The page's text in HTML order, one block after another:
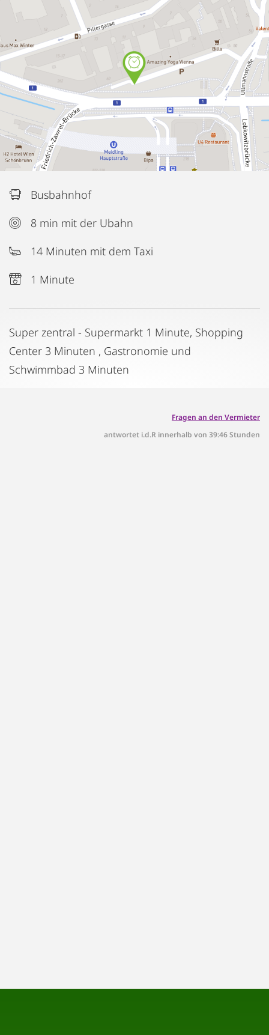
Busbahnhof
8 min mit der Ubahn
14 Minuten mit dem Taxi
1 Minute
Super zentral - Supermarkt 1 Minute, Shopping
Center 3 Minuten , Gastronomie und
Schwimmbad 3 Minuten
Fragen an den Vermieter
antwortet i.d.R innerhalb von 39:46 Stunden